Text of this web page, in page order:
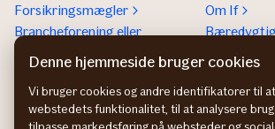
Forsikringsmægler
Brancheforening eller
organisation
If vejhjælp Europa
Bliv partner
Om If
Denne hjemmeside bruger cookies
Vi bruger cookies og andre identifikatorer til
webstedets funktionalitet, til at analysere